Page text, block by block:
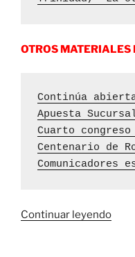
OTROS
Continúa
Apuesta
Cuarto
Centenario de
Comunicadores
Continuar leyendo